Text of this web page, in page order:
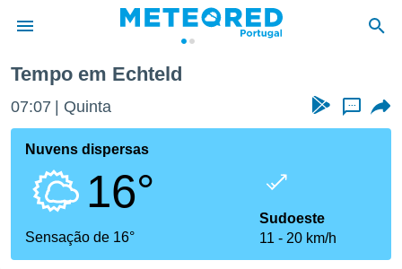
da
foi
fornecidas
a este
das
Tempo em Echteld
07:07 Quinta ...
Nuvens dispersas
16°
Sensação de 16°
Sudoeste
11
20 km/h